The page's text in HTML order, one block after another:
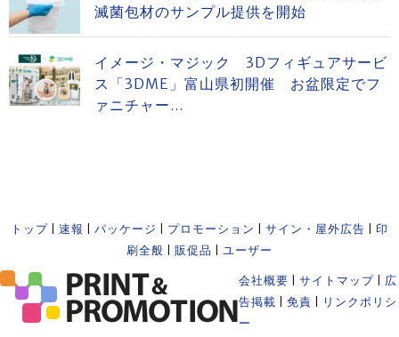
滅菌包材のサンプル提供を開始
イメージ・マジック 3Dフィギュアサービ
ス「3DME」富山県初開催 お盆限定でフ
ァニチャー...
トップ 速報 パッケージ プロモーション サイン・屋外広告
印
刷全般
販促品 ユーザー
会社概要 サイトマップ
広
告掲載
免責
リンクポリシ
ー